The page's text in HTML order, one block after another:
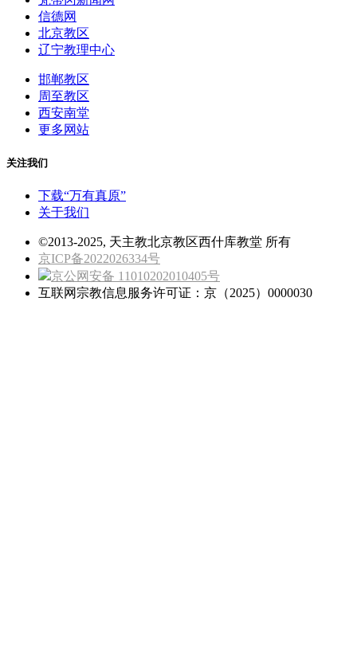
信德网
北京教区
辽宁教理中心
邯郸教区
周至教区
西安南堂
更多网站
关注我们
下载“万有真原”
关于我们
©2013-2025, 天主教北京教区西什库教堂 所有
京ICP备2022026334号
京公网安备 11010202010405号
互联网宗教信息服务许可证：京（2025）0000030